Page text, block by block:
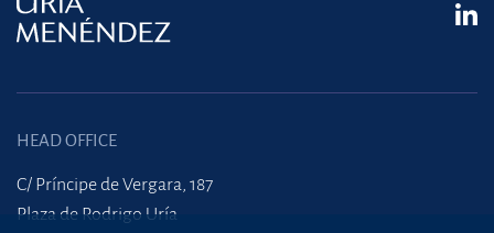
HEAD OFFICE
C/ Príncipe de Vergara, 187
Plaza de Rodrigo Uría